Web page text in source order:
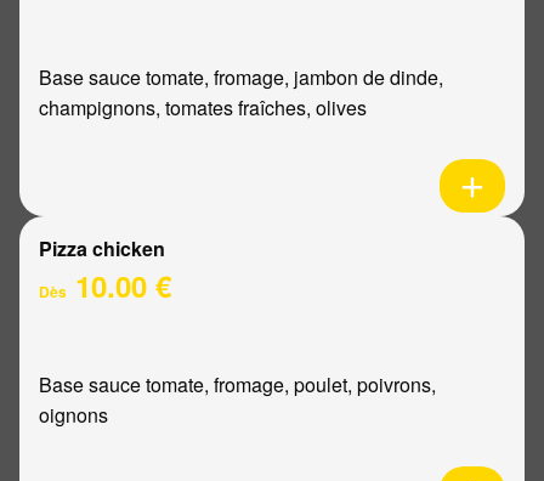
Base sauce tomate, fromage, jambon de dinde,
champignons, tomates fraîches, olives
Pizza chicken
Dès 10.00 €
Base sauce tomate, fromage, poulet, poivrons,
oignons